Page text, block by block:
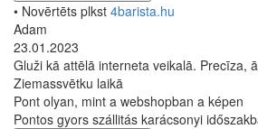
• Novērtēts plkst 4barista.hu
Adam
23.01.2023
Gluži kā attēlā interneta veikalā. Precīza,
Ziemassvētku laikā
Pont olyan, mint a webshopban a képen
Pontos gyors szállitás karácsonyi